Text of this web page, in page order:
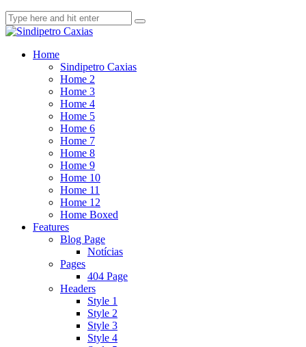
Home
Sindipetro Caxias
Home 2
Home 3
Home 4
Home 5
Home 6
Home 7
Home 8
Home 9
Home 10
Home 11
Home 12
Home Boxed
Features
Blog Page
Notícias
Pages
404 Page
Headers
Style 1
Style 2
Style 3
Style 4